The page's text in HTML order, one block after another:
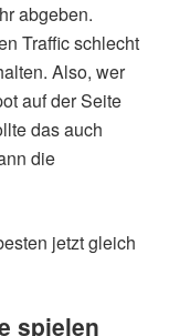
abgeben.
Traffic schlecht
Also, wer
auf der Seite
das auch
die
jetzt gleich
spielen